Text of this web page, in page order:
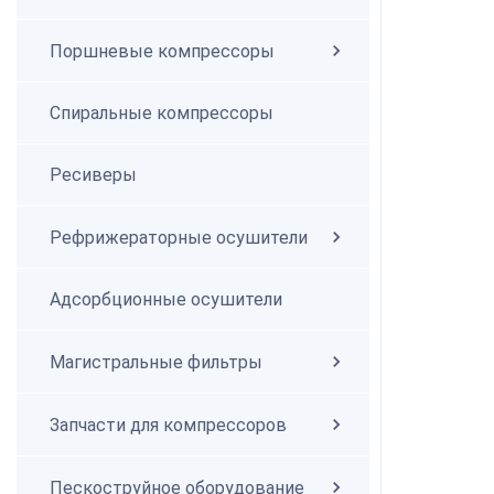
Спиральные компрессоры
Поршневые компрессоры
Спиральные компрессоры
Ресиверы
Рефрижераторные осушители
Адсорбционные осушители
Магистральные фильтры
Запчасти для компрессоров
Пескоструйное оборудование